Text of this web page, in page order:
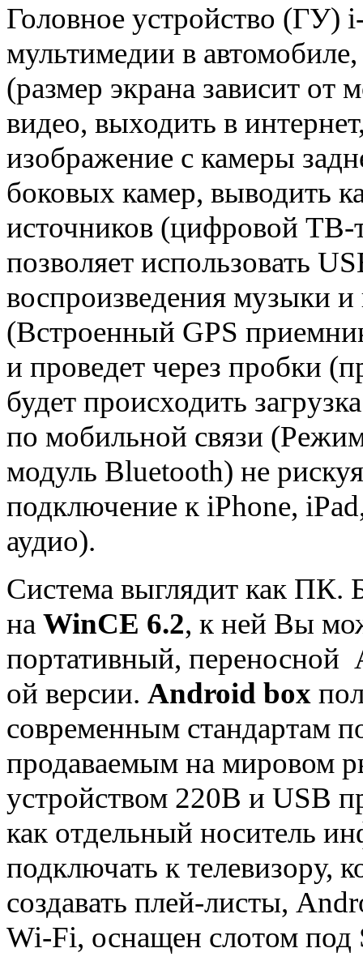
Головное устройство (ГУ)
мультимедии в
(размер экрана зависит от
видео, выходить в
изображение с камеры
боковых камер, выводить
источников (цифровой
позволяет использовать
воспроизведения
(Встроенный GPS
и проведет через пробки
будет происходить
по мобильной связи
модуль Bluetooth) не
подключение к iPhone,
аудио).
Система выглядит как ПК.
на WinCE 6.2, к ней Вы
портативный,
ой версии. Android box
современным стандартам
продаваемым на мировом
устройством 220В и USB
как отдельный носитель
подключать к телевизору,
создавать плей-листы,
Wi-Fi, оснащен слотом под